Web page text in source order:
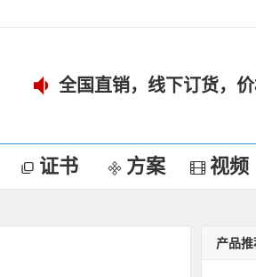
全国直销，线下订货，价
证书 方案 视频
产品推